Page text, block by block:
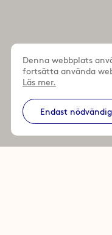
Denna webbplats
fortsätta använda
Läs mer.
Endast